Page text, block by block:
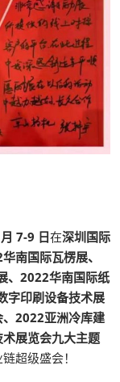
7-9 日在深圳国际
南国际瓦楞展、
、2022华南国际纸
字印刷设备技术展
2022亚洲冷库建
展览会九大主题
超级盛会！